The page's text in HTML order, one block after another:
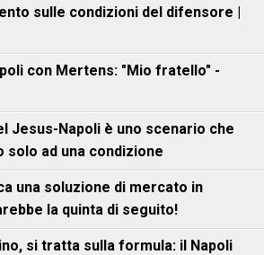
sulle condizioni del difensore |
con Mertens: "Mio fratello" -
Jesus-Napoli è uno scenario che
solo ad una condizione
una soluzione di mercato in
la quinta di seguito!
si tratta sulla formula: il Napoli